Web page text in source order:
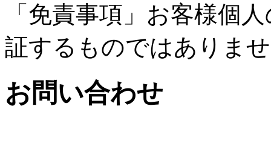
「免責事項」お客様個
証するものではありま
お問い合わせ